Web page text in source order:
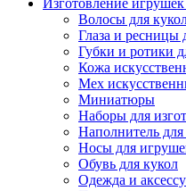
Изготовление
Волосы для
Глаза и ресницы
Губки и ротики
Кожа
Мех
Миниатюры
Наборы для
Наполнитель
Носы для
Обувь для кукол
Одежда и